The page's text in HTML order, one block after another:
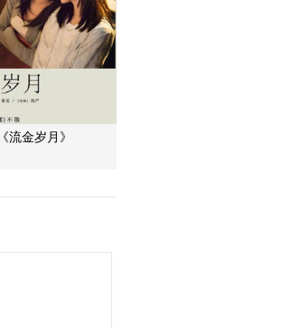
文化十分
一醋一面 “酸”出億萬
財路
流金岁月》